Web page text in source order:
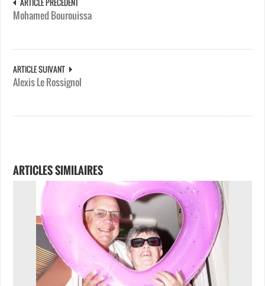
Mohamed Bourouissa
ARTICLE SUIVANT
Alexis Le Rossignol
ARTICLES SIMILAIRES